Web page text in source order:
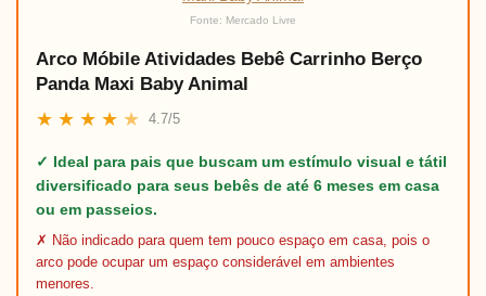
Fonte: Mercado Livre
Arco Móbile Atividades Bebê Carrinho Berço
Panda Maxi Baby Animal
★ ★ ★ ★ ★ 4.7/5
✓ Ideal para pais que buscam um estímulo visual e tátil
diversificado para seus bebês de até 6 meses em casa
ou em passeios.
✗ Não indicado para quem tem pouco espaço em casa, pois o
arco pode ocupar um espaço considerável em ambientes
menores.